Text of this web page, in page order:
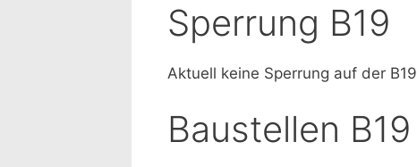
Sperrung B19
Aktuell keine Sperrung auf der B19
Baustellen B19